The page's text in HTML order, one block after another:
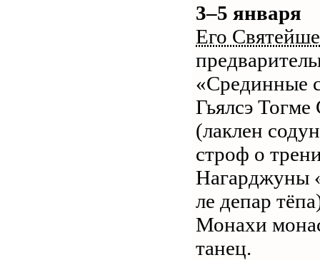
3–5 января
Его
«Срединные
Гьялсэ
(лаклен
строф о
Нагарджуны
ле депар
Монахи
танец.